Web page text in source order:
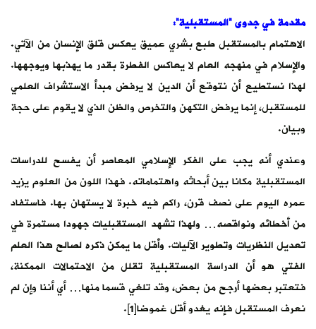
مقدمة في جدوى “المستقبلية”:
الاهتمام بالمستقبل طبع بشري عميق يعكس قلق الإنسان من الآتي.
والإسلام في منهجه العام لا يعاكس الفطرة بقدر ما يهذبها ويوجهها.
لهذا نستطيع أن نتوقع أن الدين لا يرفض مبدأ الاستشراف العلمي
للمستقبل، إنما يرفض التكهن والتخرص والظن الذي لا يقوم على حجة
وبيان.
وعندي أنه يجب على الفكر الإسلامي المعاصر أن يفسح للدراسات
المستقبلية مكانا بين أبحاثه واهتماماته. فهذا اللون من العلوم يزيد
عمره اليوم على نصف قرن، راكم فيه خبرة لا يستهان بها. فاستفاد
من أخطائه ونواقصه… ولهذا تشهد المستقبليات جهودا مستمرة في
تعديل النظريات وتطوير الآليات. وأقل ما يمكن ذكره لصالح هذا العلم
الفتي هو أن الدراسة المستقبلية تقلل من الاحتمالات الممكنة،
فتعتبر بعضها أرجح من بعض، وقد تلغي قسما منها… أي أننا وإن لم
نعرف المستقبل فإنه يغدو أقل غموضا[1].